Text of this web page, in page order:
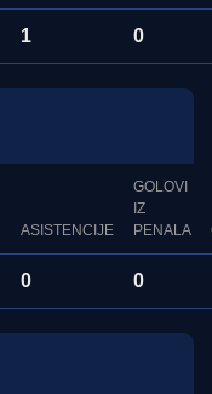
1 0
ASISTENCIJE
GOLOVI
IZ
PENALA
0 0